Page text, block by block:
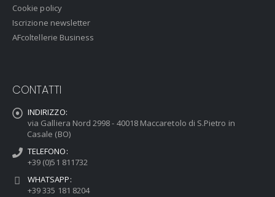
Cookie policy
Iscrizione newsletter
AFcoltellerie Business
CONTATTI
INDIRIZZO:
via Galliera Nord 2998 - 40018 Maccaretolo di S.Pietro in
Casale (BO)
TELEFONO:
+39 (0)51 811732
WHATSAPP:
+39 335 181 8204